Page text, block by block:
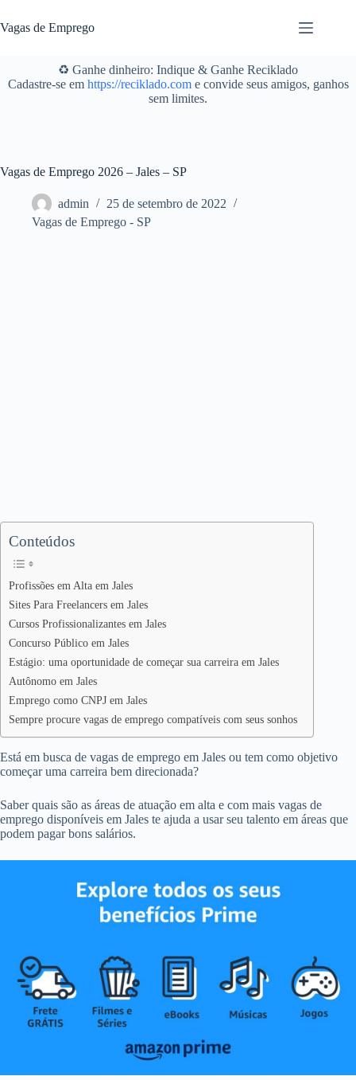
para
o
Vagas de Emprego
♻️ Ganhe dinheiro: Indique & Ganhe Reciklado
Cadastre-se em https://reciklado.come convide seus amigos, ganhos
sem limites.
Vagas de Emprego 2026 – Jales – SP
admin
25 de setembro de 2022
Vagas de Emprego - SP
Conteúdos
Profissões em Alta em Jales
Sites Para Freelancers em Jales
Cursos Profissionalizantes em Jales
Concurso Público em Jales
Estágio: uma oportunidade de começar sua carreira em Jales
Autônomo em Jales
Emprego como CNPJ em Jales
Sempre procure vagas de emprego compatíveis com seus sonhos
Está em busca de vagas de emprego em Jales ou tem como objetivo
começar uma carreira bem direcionada?
Saber quais são as áreas de atuação em alta e com mais vagas de
emprego disponíveis em Jales te ajuda a usar seu talento em áreas que
podem pagar bons salários.